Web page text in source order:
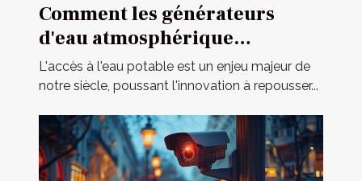
Comment les générateurs
d'eau atmosphérique
révolutionnent l'accès à l'eau
potable
L'accès à l'eau potable est un enjeu majeur de
notre siècle, poussant l'innovation à repousser...